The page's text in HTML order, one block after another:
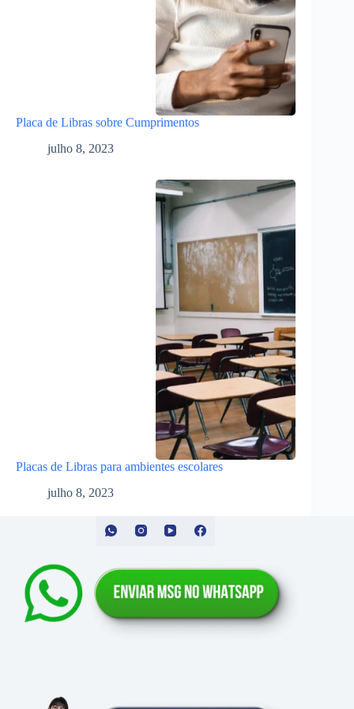
Placa de Libras sobre Cumprimentos
julho 8, 2023
Placas de Libras para ambientes escolares
julho 8, 2023